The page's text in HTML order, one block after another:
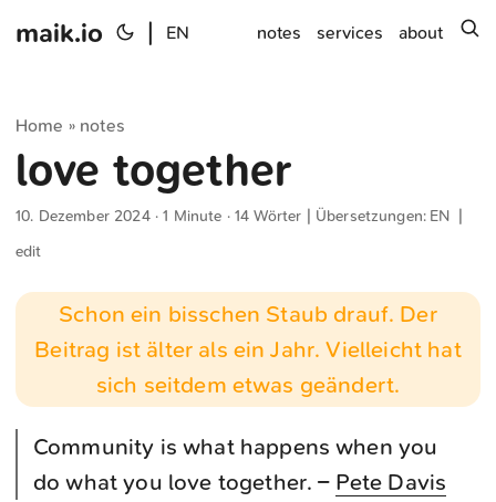
maik.io EN notes services about
Home » notes
love together
10. Dezember 2024· 1 Minute · 14 Wörter | Übersetzungen: EN
edit
Schon ein bisschen Staub drauf. Der
Beitrag ist älter als ein Jahr. Vielleicht hat
sich seitdem etwas geändert.
Community is what happens when you
do what you love together. – Pete Davis